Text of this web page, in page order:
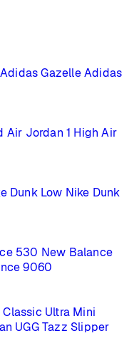
Adidas Gazelle Adidas
Air Jordan 1 High Air
Dunk Low Nike Dunk
530 New Balance
9060
Classic Ultra Mini
UGG Tazz Slipper